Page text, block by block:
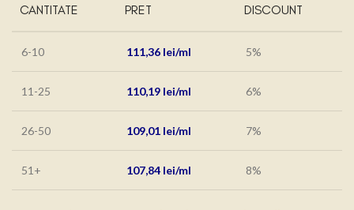
CANTITATE PRET DISCOUNT
6-10 111,36 lei 5%
11-25 110,19 lei 6%
26-50 109,01 lei 7%
51+ 107,84 lei 8%